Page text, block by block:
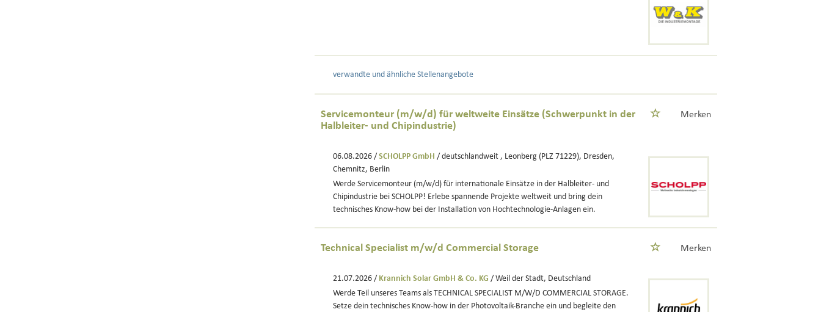
verwandte und ähnliche Stellenangebote
Servicemonteur (m/w/d) für weltweite Einsätze (Schwerpunkt in der
Halbleiter- und Chipindustrie)
Merken
06.08.2026 / SCHOLPP GmbH / deutschlandweit , Leonberg (PLZ 71229), Dresden,
Chemnitz, Berlin
Werde Servicemonteur (m/w/d) für internationale Einsätze in der Halbleiter- und
Chipindustrie bei SCHOLPP! Erlebe spannende Projekte weltweit und bring dein
technisches Know-how bei der Installation von Hochtechnologie-Anlagen ein.
Technical Specialist m/w/d Commercial Storage Merken
21.07.2026 / Krannich Solar GmbH & Co. KG / Weil der Stadt, Deutschland
Werde Teil unseres Teams als TECHNICAL SPECIALIST M/W/D COMMERCIAL STORAGE.
Setze dein technisches Know-how in der Photovoltaik-Branche ein und begleite den